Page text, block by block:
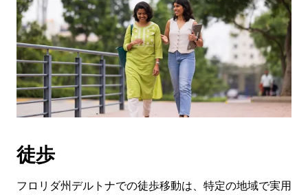
徒歩
フロリダ州デルトナでの徒歩移動は、特定の地域で実用